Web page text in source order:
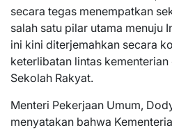
secara tegas menempatkan
salah satu pilar utama menuju
ini kini diterjemahkan secara
keterlibatan lintas
Sekolah Rakyat.
Menteri Pekerjaan Umum,
menyatakan bahwa